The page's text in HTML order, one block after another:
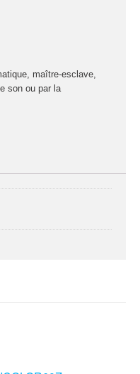
maître-esclave,
son ou par la